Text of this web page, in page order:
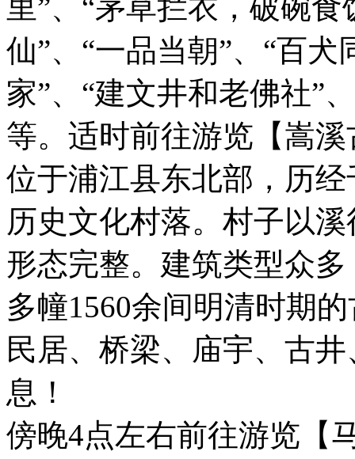
里”、“茅草拦衣，破碗食
仙”、“一品当朝”、“百犬
家”、“建文井和老佛社”
等。适时前往游览【嵩
位于浦江县东北部，历
历史文化村落。村子以
形态完整。建筑类型众
多幢1560余间明清时期
民居、桥梁、庙宇、古
息！
傍晚4点左右前往游览【